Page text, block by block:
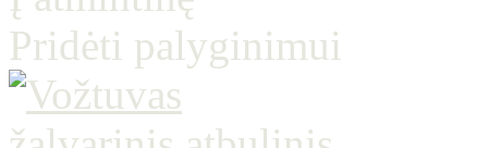
Pridėti palyginimui